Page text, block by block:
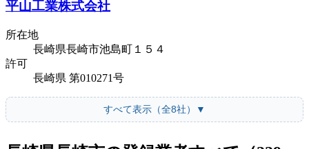
平山工業株式会社
所在地
長崎県長崎市池島町１５４
許可
長崎県 第010271号
すべて表示（全8社）▼